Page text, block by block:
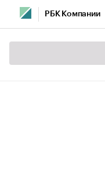
РБК Компании